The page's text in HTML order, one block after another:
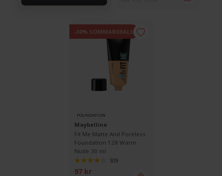
-30% SOMMARDEALS
FOUNDATION
Maybelline
Fit Me Matte And Poreless
Foundation 128 Warm
Nude 30 ml
309
97 kr